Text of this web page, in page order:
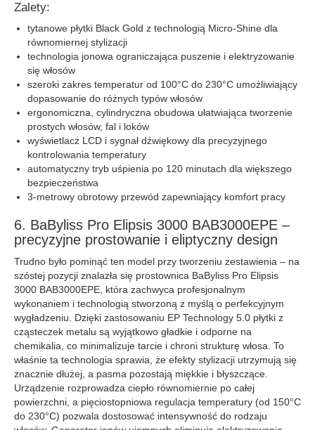
Zalety:
tytanowe płytki Black Gold z technologią Micro-Shine dla
równomiernej stylizacji
technologia jonowa ograniczająca puszenie i elektryzowanie
się włosów
szeroki zakres temperatur od 100°C do 230°C umożliwiający
dopasowanie do różnych typów włosów
ergonomiczna, cylindryczna obudowa ułatwiająca tworzenie
prostych włosów, fal i loków
wyświetlacz LCD i sygnał dźwiękowy dla precyzyjnego
kontrolowania temperatury
automatyczny tryb uśpienia po 120 minutach dla większego
bezpieczeństwa
3‑metrowy obrotowy przewód zapewniający komfort pracy
6. BaByliss Pro Elipsis 3000 BAB3000EPE –
precyzyjne prostowanie i eliptyczny design
Trudno było pominąć ten model przy tworzeniu zestawienia – na
szóstej pozycji znalazła się prostownica BaByliss Pro Elipsis
3000 BAB3000EPE, która zachwyca profesjonalnym
wykonaniem i technologią stworzoną z myślą o perfekcyjnym
wygładzeniu. Dzięki zastosowaniu EP Technology 5.0 płytki z
cząsteczek metalu są wyjątkowo gładkie i odporne na
chemikalia, co minimalizuje tarcie i chroni strukturę włosa. To
właśnie ta technologia sprawia, że efekty stylizacji utrzymują się
znacznie dłużej, a pasma pozostają miękkie i błyszczące.
Urządzenie rozprowadza ciepło równomiernie po całej
powierzchni, a pięciostopniowa regulacja temperatury (od 150°C
do 230°C) pozwala dostosować intensywność do rodzaju